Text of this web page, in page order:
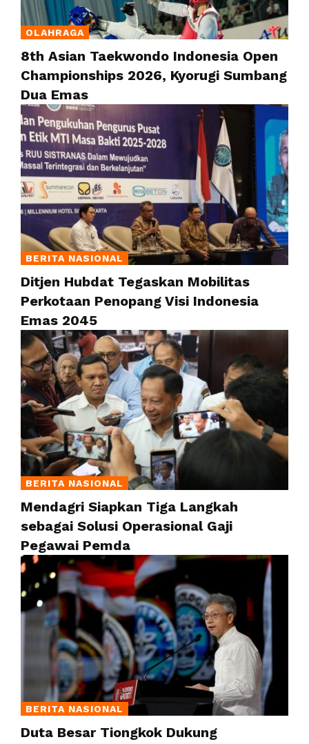
OLAHRAGA
8th Asian Taekwondo Indonesia Open
Championships 2026, Kyorugi Sumbang
Dua Emas
BERITA NASIONAL
Ditjen Hubdat Tegaskan Mobilitas
Perkotaan Penopang Visi Indonesia
Emas 2045
BERITA NASIONAL
Mendagri Siapkan Tiga Langkah
sebagai Solusi Operasional Gaji
Pegawai Pemda
BERITA NASIONAL
Duta Besar Tiongkok Dukung